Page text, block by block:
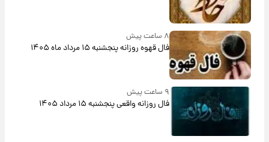
۸ ساعت پیش
فال قهوه روزانه پنجشنبه ۱۵ مرداد ماه ۱۴۰۵
۹ ساعت پیش
فال روزانه واقعی پنجشنبه ۱۵ مرداد ۱۴۰۵